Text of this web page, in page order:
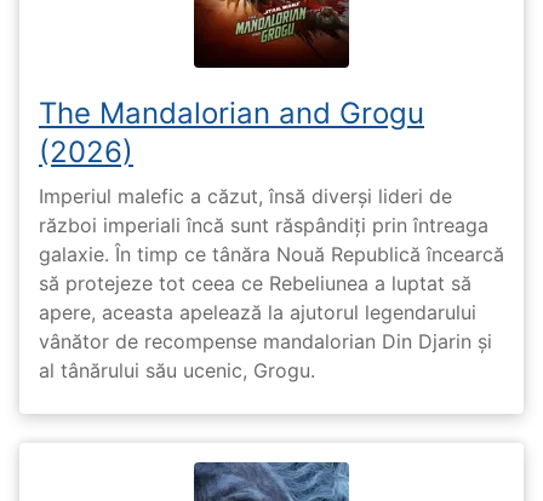
The Mandalorian and Grogu
(2026)
Imperiul malefic a căzut, însă diverși lideri de
război imperiali încă sunt răspândiți prin întreaga
galaxie. În timp ce tânăra Nouă Republică încearcă
să protejeze tot ceea ce Rebeliunea a luptat să
apere, aceasta apelează la ajutorul legendarului
vânător de recompense mandalorian Din Djarin și
al tânărului său ucenic, Grogu.